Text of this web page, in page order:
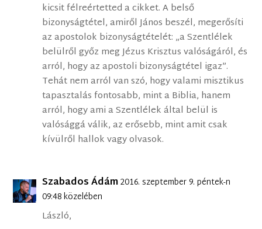
kicsit félreértetted a cikket. A belső
bizonyságtétel, amiről János beszél, megerősíti
az apostolok bizonyságtételét: „a Szentlélek
belülről győz meg Jézus Krisztus valóságáról, és
arról, hogy az apostoli bizonyságtétel igaz”.
Tehát nem arról van szó, hogy valami misztikus
tapasztalás fontosabb, mint a Biblia, hanem
arról, hogy ami a Szentlélek által belül is
valósággá válik, az erősebb, mint amit csak
kívülről hallok vagy olvasok.
Szabados Ádám2016. szeptember 9. péntek-n
09:48 közelében
László,